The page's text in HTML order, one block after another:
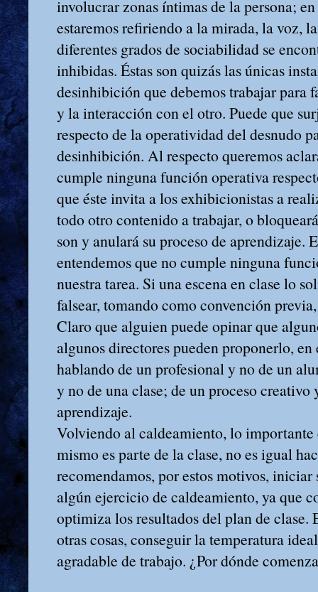
involucrar zonas íntimas de la persona; en
estaremos refiriendo a la mirada, la voz,
diferentes grados de sociabilidad se
inhibidas. Éstas son quizás las únicas
desinhibición que debemos trabajar
y la interacción con el otro. Puede que
respecto de la operatividad del desnudo
desinhibición. Al respecto queremos
cumple ninguna función operativa
que éste invita a los exhibicionistas a
todo otro contenido a trabajar, o
son y anulará su proceso de aprendizaje.
entendemos que no cumple ninguna
nuestra tarea. Si una escena en clase lo
falsear, tomando como convención
Claro que alguien puede opinar que
algunos directores pueden proponerlo, en
hablando de un profesional y no de un
y no de una clase; de un proceso creativo
aprendizaje.
Volviendo al caldeamiento, lo importante
mismo es parte de la clase, no es igual
recomendamos, por estos motivos, iniciar
algún ejercicio de caldeamiento, ya que
optimiza los resultados del plan de clase.
otras cosas, conseguir la temperatura
agradable de trabajo. ¿Por dónde